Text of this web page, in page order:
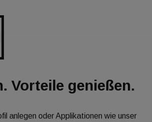
auf solche Veränderungen mit
aus", sagte Rolf Buch,
werden sich die Megatrends, die unser
ungedeckte Nachfrage nach Wohnraum
Vorteile genießen.
anlegen oder Applikationen wie unser